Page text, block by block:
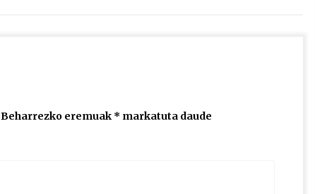
Beharrezko eremuak * markatuta daude